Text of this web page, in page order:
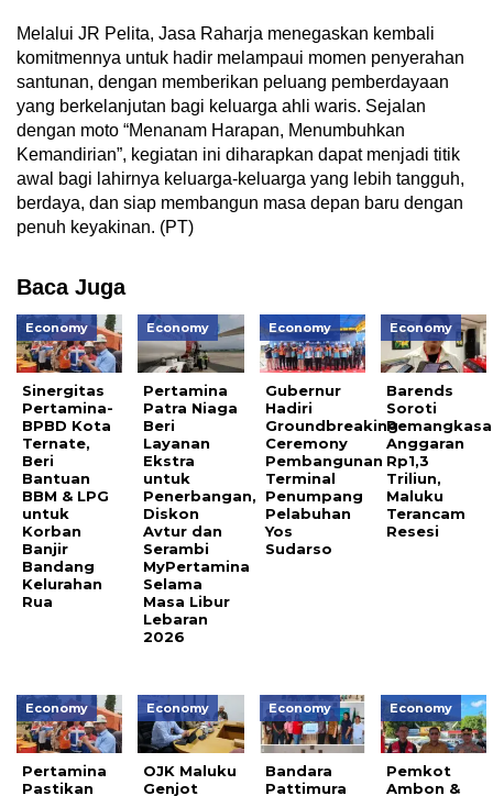
Melalui JR Pelita, Jasa Raharja menegaskan kembali
komitmennya untuk hadir melampaui momen penyerahan
santunan, dengan memberikan peluang pemberdayaan
yang berkelanjutan bagi keluarga ahli waris. Sejalan
dengan moto “Menanam Harapan, Menumbuhkan
Kemandirian”, kegiatan ini diharapkan dapat menjadi titik
awal bagi lahirnya keluarga-keluarga yang lebih tangguh,
berdaya, dan siap membangun masa depan baru dengan
penuh keyakinan. (PT)
Baca Juga
Economy
Sinergitas
Pertamina-
BPBD Kota
Ternate,
Beri
Bantuan
BBM & LPG
untuk
Korban
Banjir
Bandang
Kelurahan
Rua
Economy
Pertamina
Patra Niaga
Beri
Layanan
Ekstra
untuk
Penerbangan,
Diskon
Avtur dan
Serambi
MyPertamina
Selama
Masa Libur
Lebaran
2026
Economy
Gubernur
Hadiri
Groundbreaking
Ceremony
Pembangunan
Terminal
Penumpang
Pelabuhan
Yos
Sudarso
Economy
Barends
Soroti
Anggaran
Rp1,3
Triliun,
Maluku
Terancam
Resesi
Economy
Pertamina
Pastikan
Economy
OJK Maluku
Genjot
Economy
Bandara
Pattimura
Economy
Pemkot
Ambon &